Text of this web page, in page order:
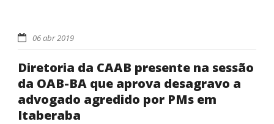
06 abr 2019
Diretoria da CAAB presente na sessão
da OAB-BA que aprova desagravo a
advogado agredido por PMs em
Itaberaba